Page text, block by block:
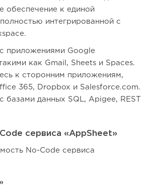
обеспечение к единой
интегрированной с
приложениями Google
как Gmail, Sheets и Spaces.
к сторонним приложениям,
365, Dropbox и Salesforce.com.
базами данных SQL, Apigee, REST
сервиса «AppSheet»
No-Code сервиса